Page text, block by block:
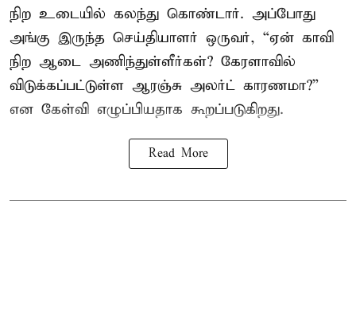
நிற உடையில் கலந்து கொண்டார். அப்போது
அங்கு இருந்த செய்தியாளர் ஒருவர், “ஏன் காவி
நிற ஆடை அணிந்துள்ளீர்கள்? கேரளாவில்
விடுக்கப்பட்டுள்ள ஆரஞ்சு அலர்ட் காரணமா?”
என கேள்வி எழுப்பியதாக கூறப்படுகிறது.
Read More